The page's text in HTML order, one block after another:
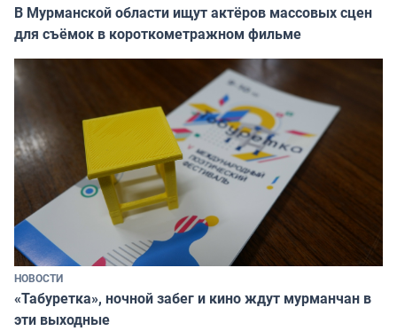
В Мурманской области ищут актёров массовых сцен
для съёмок в короткометражном фильме
НОВОСТИ
«Табуретка», ночной забег и кино ждут мурманчан в
эти выходные